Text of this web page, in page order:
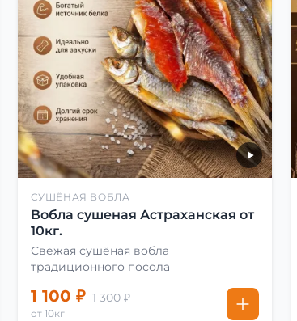
СУШЁНАЯ ВОБЛА
Вобла сушеная Астраханская от
10кг.
Свежая сушёная вобла
традиционного посола
1 100 ₽ 1 300 ₽
от 10кг